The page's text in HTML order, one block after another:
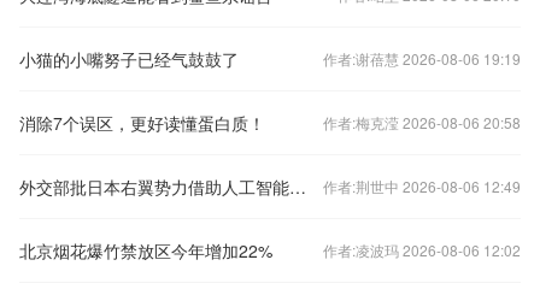
小猫的小嘴努子已经气鼓鼓了 作者:谢蓓慧 2026-08-06 19:19
消除7个误区，更好读懂蛋白质！ 作者:梅克滢 2026-08-06 20:58
外交部批日本右翼势力借助人工智能歪曲侵华历史 作者:荆世中 2026-08-06 12:49
北京烟花爆竹禁放区今年增加22% 作者:凌波玛 2026-08-06 12:02